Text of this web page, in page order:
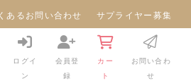
あるお問い合わせ サプライヤー募集
ログイ
ン
会員登
録
カー
ト
お問い合わ
せ